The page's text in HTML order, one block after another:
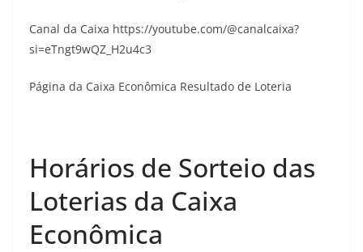
Canal da Caixa https://youtube.com/@canalcaixa?
si=eTngt9wQZ_H2u4c3
Página da Caixa Econômica Resultado de Loteria
Horários de Sorteio das
Loterias da Caixa
Econômica